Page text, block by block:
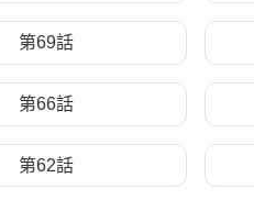
第69話
第66話
第62話